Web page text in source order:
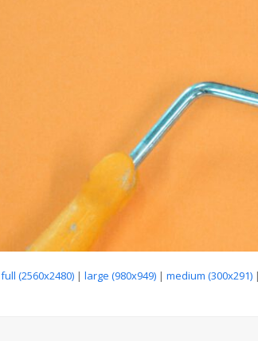
full (2560x2480) | large (980x949) | medium (300x291) |